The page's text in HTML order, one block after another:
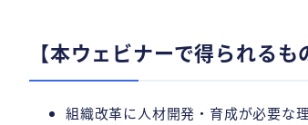
【本ウェビナーで得られるも
組織改革に人材開発・育成が必要な